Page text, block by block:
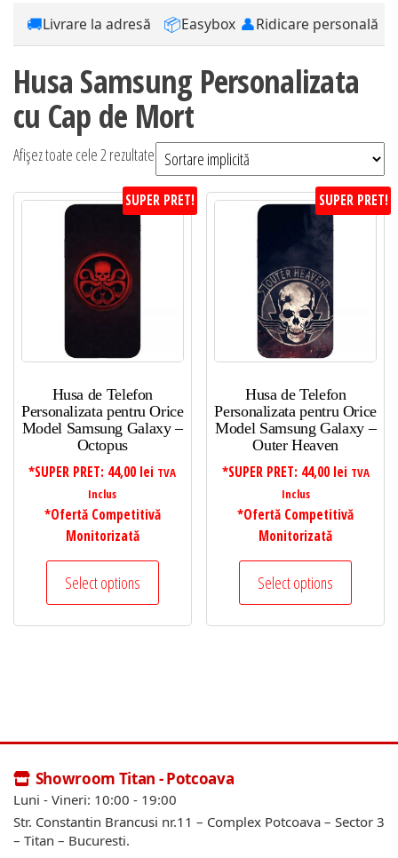
🚚Livrare la adresă 📦Easybox 👤Ridicare personală
Husa Samsung Personalizata
cu Cap de Mort
Afișez toate cele 2 rezultate
SUPER PRET!
Husa de Telefon
Personalizata pentru Orice
Model Samsung Galaxy –
Octopus
*SUPER PRET: 44,00 lei TVA
Inclus
*Ofertă Competitivă
Monitorizată
Select options
SUPER PRET!
Husa de Telefon
Personalizata pentru Orice
Model Samsung Galaxy –
Outer Heaven
*SUPER PRET: 44,00 lei TVA
Inclus
*Ofertă Competitivă
Monitorizată
Select options
Showroom Titan - Potcoava
Luni - Vineri: 10:00 - 19:00
Str. Constantin Brancusi nr.11 – Complex Potcoava – Sector 3
– Titan – Bucuresti.